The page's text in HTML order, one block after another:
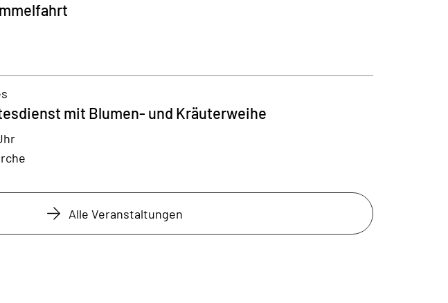
mit Blumen- und Kräuterweihe
Alle Veranstaltungen